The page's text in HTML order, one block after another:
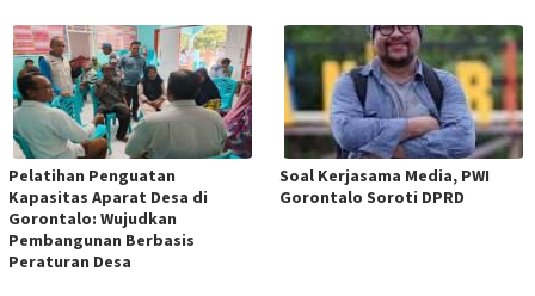
Pelatihan Penguatan
Kapasitas Aparat Desa di
Gorontalo: Wujudkan
Pembangunan Berbasis
Peraturan Desa
Soal Kerjasama Media, PWI
Gorontalo Soroti DPRD